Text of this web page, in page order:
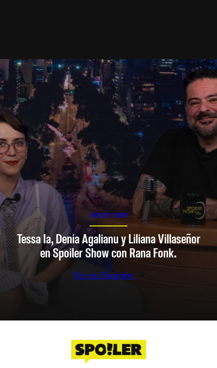
SPOILER SHOW
Tessa Ia, Denia Agalianu y Liliana Villaseñor
en Spoiler Show con Rana Fonk.
Ver en Youtube